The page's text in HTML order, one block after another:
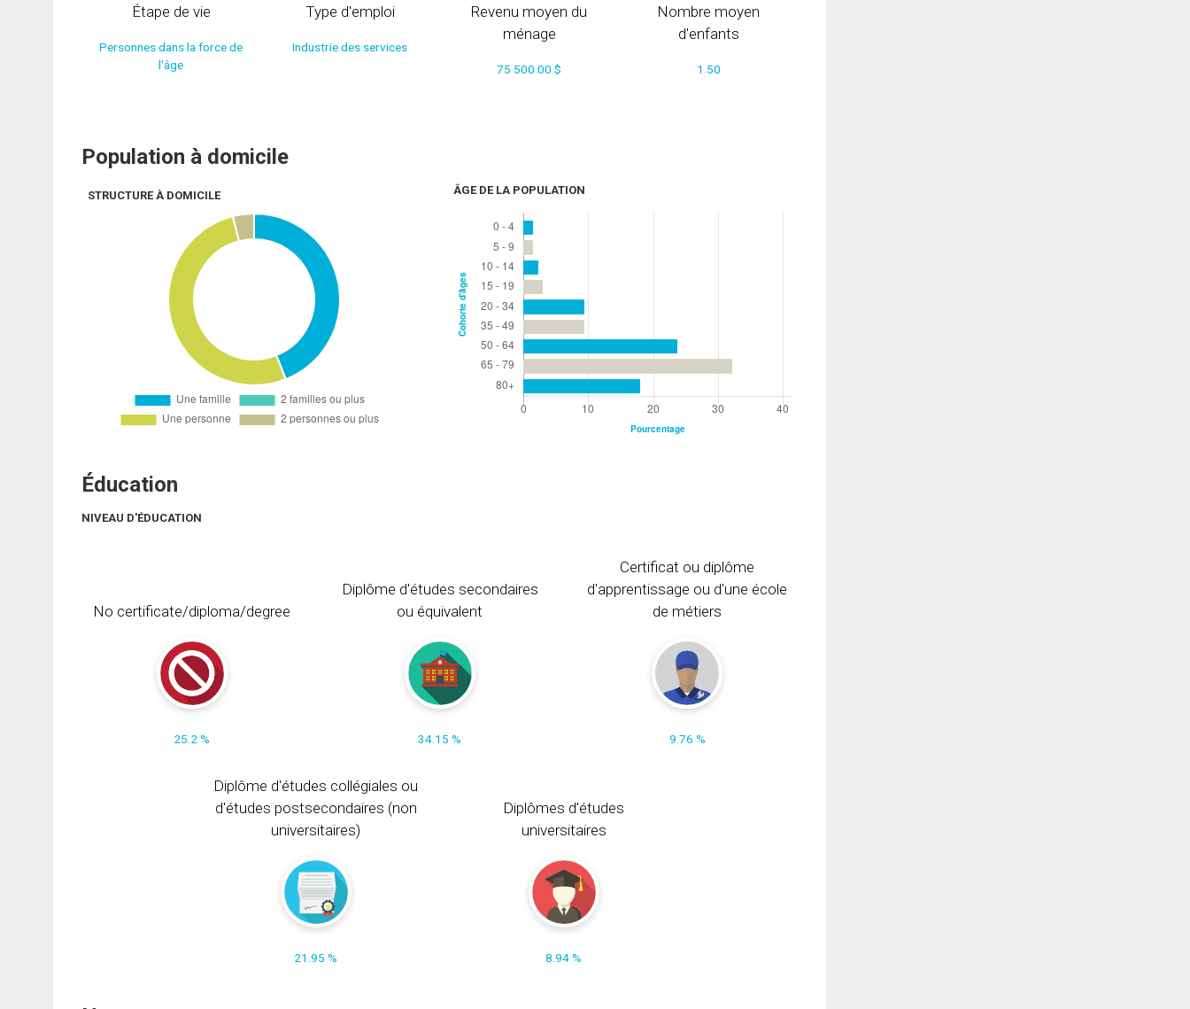
Étape de vie
Personnes dans la force de
l'âge
Type d'emploi
Industrie des services
Revenu moyen du
ménage
75 500.00 $
Nombre moyen
d'enfants
1.50
Population à domicile
STRUCTURE À DOMICILE ÂGE DE LA POPULATION
Éducation
NIVEAU D'ÉDUCATION
No certificate/diploma/degree
25.2 %
Diplôme d'études secondaires
ou équivalent
34.15 %
Certificat ou diplôme
d'apprentissage ou d'une école
de métiers
9.76 %
Diplôme d'études collégiales ou
d'études postsecondaires (non
universitaires)
21.95 %
Diplômes d'études
universitaires
8.94 %